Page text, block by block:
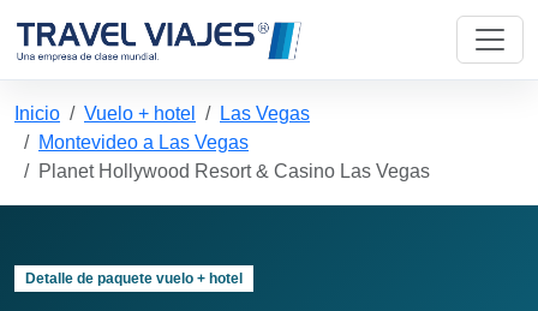
Inicio Vuelo + hotel
Las Vegas
Montevideo a Las Vegas
Planet Hollywood Resort & Casino Las Vegas
Detalle de paquete vuelo + hotel